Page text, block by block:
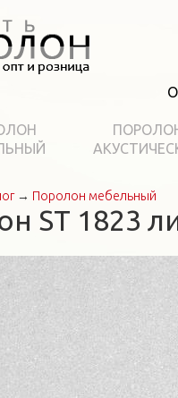
→ Поролон мебельный
ST 1823